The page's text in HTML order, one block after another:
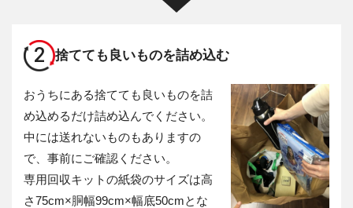
2 捨てても良いものを詰め込む
おうちにある捨てても良いものを詰
め込めるだけ詰め込んでください。
中には送れないものもありますの
で、事前にご確認ください。
専用回収キットの紙袋のサイズは高
さ75cm×胴幅99cm×幅底50cmとな